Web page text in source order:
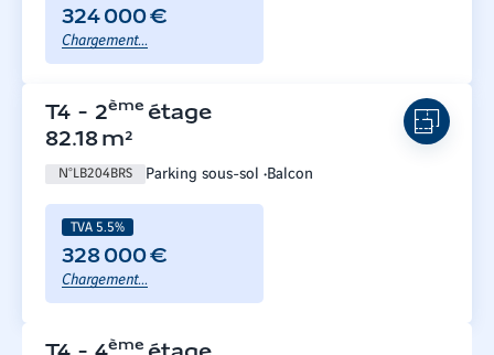
324 000 €
Chargement...
T4 - 2ème étage
82.18 m²
N°LB204BRS Parking sous-sol Balcon
TVA 5.5%
328 000 €
Chargement...
ème